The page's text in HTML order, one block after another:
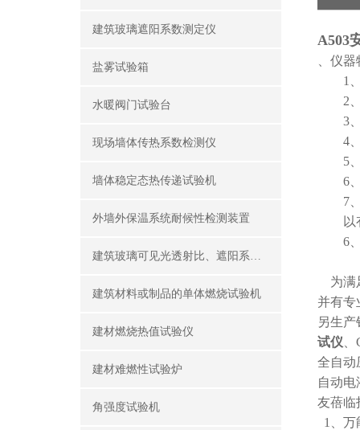
建筑玻璃遮阳系数测定仪
盐雾试验箱
水暖阀门试验台
现场墙体传热系数检测仪
墙体稳定态热传递试验机
外墙外保温系统耐候性检测装置
建筑玻璃可见光透射比、遮阳系数测定仪
建筑材料或制品的单体燃烧试验机
建材燃烧热值试验仪
建材难燃性试验炉
角强度试验机
A503
、仪
1
2
3
4
5
6
7
6
为满
并有专
另生产
试仪
全自动
自动
友蓓临
1、